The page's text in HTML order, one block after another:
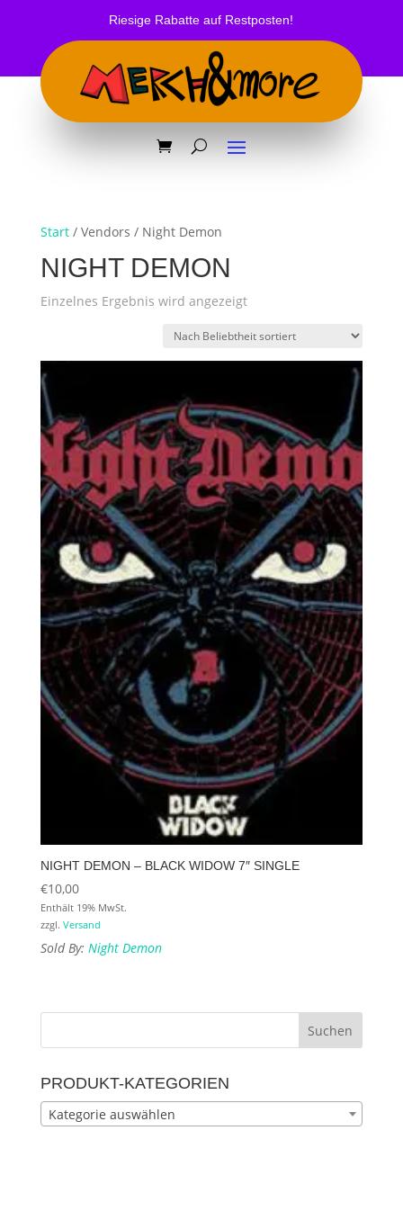
Riesige Rabatte auf Restposten!
Start/ Vendors / Night Demon
NIGHT DEMON
Einzelnes Ergebnis wird angezeigt
NIGHT DEMON – BLACK WIDOW 7″ SINGLE
€10,00
Enthält 19% MwSt.
zzgl. Versand
Sold By: Night Demon
PRODUKT-KATEGORIEN
Kategorie auswählen